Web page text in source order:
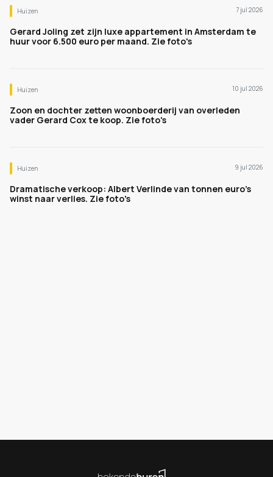
Huizen 7 jul 2026
Gerard Joling zet zijn luxe appartement in Amsterdam te
huur voor 6.500 euro per maand. Zie foto's
Huizen 10 jul 2026
Zoon en dochter zetten woonboerderij van overleden
vader Gerard Cox te koop. Zie foto's
Huizen 9 jul 2026
Dramatische verkoop: Albert Verlinde van tonnen euro's
winst naar verlies. Zie foto's